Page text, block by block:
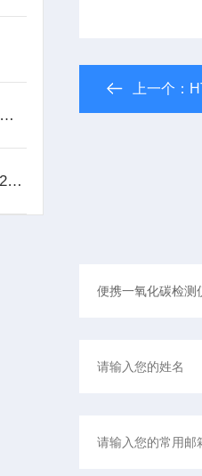
内蒙古一能源公司丙烷气体闪爆，经济损失超百万！
气体报警器需定期校准检验，2025年6月1日开始实施!​
上一个：